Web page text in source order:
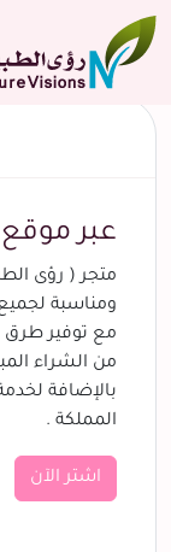
أماكن الشراء
عبر
متجر ( رؤى
ومناسبة لجميع
مع توفير
من الشراء
بالإضافة
المملكة .
اشتر الآن